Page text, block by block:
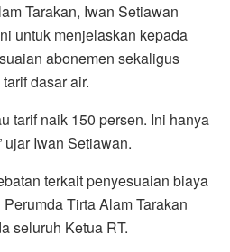
Tarakan, Iwan Setiawan
untuk menjelaskan kepada
abonemen sekaligus
dasar air.
tarif naik 150 persen. Ini hanya
ujar Iwan Setiawan.
terkait penyesuaian biaya
Tirta Alam Tarakan
seluruh Ketua RT.